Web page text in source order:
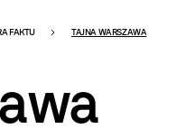
FAKTU TAJNA WARSZAWA